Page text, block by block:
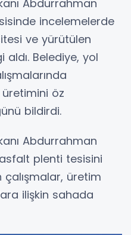
Abdurrahman
incelemelerde
ve yürütülen
aldı. Belediye, yol
öz
bildirdi.
Abdurrahman
plenti tesisini
üretim
ilişkin sahada